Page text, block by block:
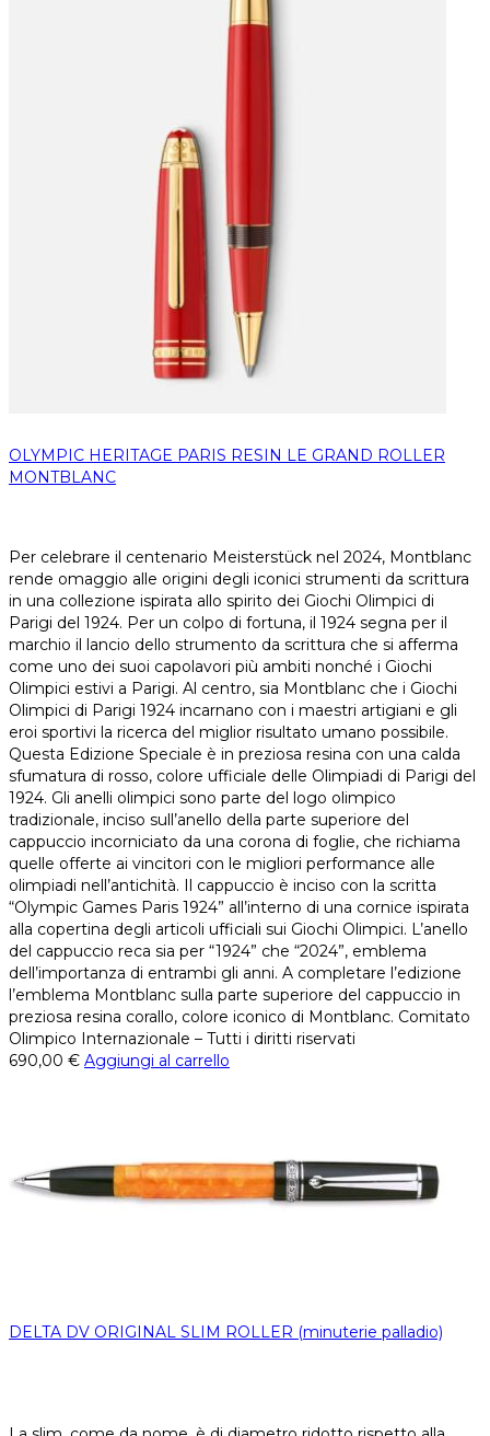
OLYMPIC HERITAGE PARIS RESIN LE GRAND ROLLER
MONTBLANC
Per celebrare il centenario Meisterstück nel 2024, Montblanc
rende omaggio alle origini degli iconici strumenti da scrittura
in una collezione ispirata allo spirito dei Giochi Olimpici di
Parigi del 1924. Per un colpo di fortuna, il 1924 segna per il
marchio il lancio dello strumento da scrittura che si afferma
come uno dei suoi capolavori più ambiti nonché i Giochi
Olimpici estivi a Parigi. Al centro, sia Montblanc che i Giochi
Olimpici di Parigi 1924 incarnano con i maestri artigiani e gli
eroi sportivi la ricerca del miglior risultato umano possibile.
Questa Edizione Speciale è in preziosa resina con una calda
sfumatura di rosso, colore ufficiale delle Olimpiadi di Parigi del
1924. Gli anelli olimpici sono parte del logo olimpico
tradizionale, inciso sull’anello della parte superiore del
cappuccio incorniciato da una corona di foglie, che richiama
quelle offerte ai vincitori con le migliori performance alle
olimpiadi nell’antichità. Il cappuccio è inciso con la scritta
“Olympic Games Paris 1924” all’interno di una cornice ispirata
alla copertina degli articoli ufficiali sui Giochi Olimpici. L’anello
del cappuccio reca sia per “1924” che “2024”, emblema
dell’importanza di entrambi gli anni. A completare l’edizione
l’emblema Montblanc sulla parte superiore del cappuccio in
preziosa resina corallo, colore iconico di Montblanc. Comitato
Olimpico Internazionale – Tutti i diritti riservati
690,00 € Aggiungi al carrello
DELTA DV ORIGINAL SLIM ROLLER (minuterie palladio)